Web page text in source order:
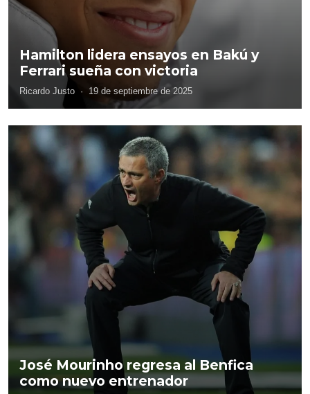
Hamilton lidera ensayos en Bakú y
Ferrari sueña con victoria
Ricardo Justo · 19 de septiembre de 2025
José Mourinho regresa al Benfica
como nuevo entrenador